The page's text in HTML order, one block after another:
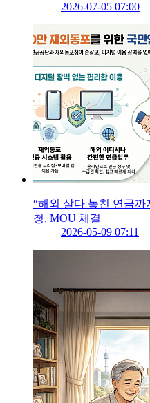
2026-07-05 07:00
“해외 살다 놓친 연금까
청, MOU 체결
2026-05-09 07:11